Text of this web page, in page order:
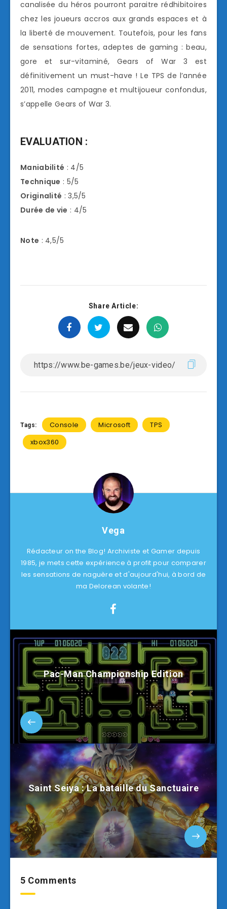
canalisée du héros pourront paraitre rédhibitoires
chez les joueurs accros aux grands espaces et à
la liberté de mouvement. Toutefois, pour les fans
de sensations fortes, adeptes de gaming : beau,
gore et sur-vitaminé, Gears of War 3 est
définitivement un must-have ! Le TPS de l’année
2011, modes campagne et multijoueur confondus,
s’appelle Gears of War 3.
EVALUATION :
Maniabilité : 4/5
Technique : 5/5
Originalité : 3,5/5
Durée de vie : 4/5
Note : 4,5/5
Share Article:
Tags: Console Microsoft
TPS
xbox360
Vega
Rédacteur on the Blog! Archiviste et Gamer depuis
1985, je mets cette expérience à profit pour comparer
les sensations de naguère et d'aujourd'hui, à bord de
ma Delorean volante!
Pac-Man Championship Edition
Saint Seiya : La bataille du Sanctuaire
5 Comments